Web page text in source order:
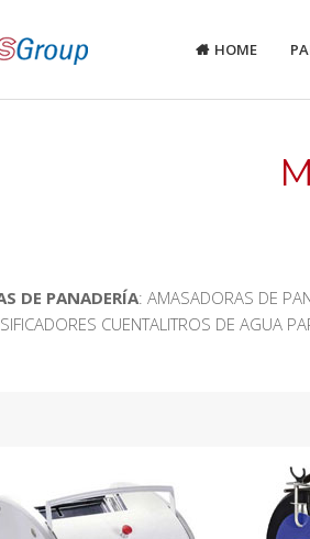
HOME
DE PANADERÍA: AMASADORAS DE
CUENTALITROS DE AGUA